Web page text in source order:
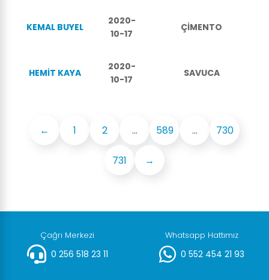
KEMAL BUYEL
2020-
10-17
ÇİMENTO
HEMİT KAYA
2020-
10-17
SAVUCA
← 1 2 ... 589 ... 730
731 →
Çağrı Merkezi
0 256 518 23 11
Whatsapp Hattımız
0 552 454 21 93